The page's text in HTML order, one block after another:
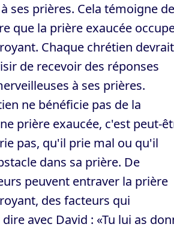
ses prières. Cela témoigne
que la prière exaucée
Chaque chrétien devrait
de recevoir des réponses
à ses prières.
ne bénéficie pas de la
prière exaucée, c'est peut-
pas, qu'il prie mal ou qu'il
dans sa prière. De
peuvent entraver la prière
des facteurs qui
avec David : «Tu lui as